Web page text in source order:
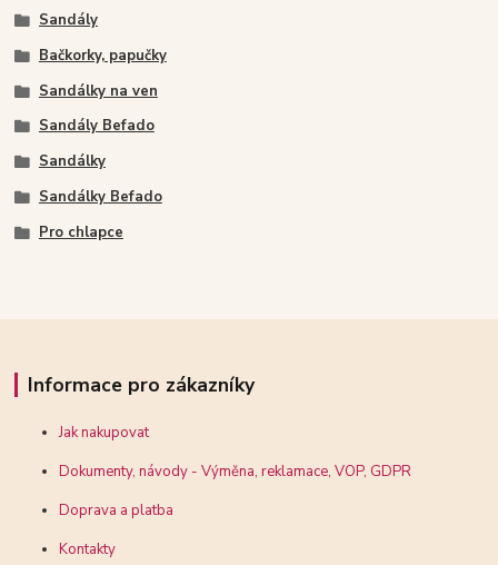
Sandály
Bačkorky, papučky
Sandálky na ven
Sandály Befado
Sandálky
Sandálky Befado
Pro chlapce
Informace pro zákazníky
Jak nakupovat
Dokumenty, návody - Výměna, reklamace, VOP, GDPR
Doprava a platba
Kontakty